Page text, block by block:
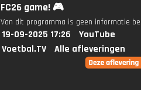
FC26 game! 🎮
Van dit programma is geen informatie
19-09-2025 17:26
YouTube
Voetbal.TV
Alle afleveringen